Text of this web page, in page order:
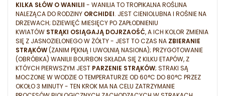
KILKA SŁÓW O WANILII - WANILIA TO TROPIKALNA ROŚLINA
NALEZĄCA DO RODZINY ORCHIDEI. JEST CIENIOLUBNA I ROŚNIE NA
DRZEWACH; DZIEWIĘĆ MIESIĘCY PO ZAPŁODNIENIU
KWIATÓW STRĄKI OSIĄGAJĄ DOJRZAOŚĆ, A ICH KOLOR ZMIENIA
SIĘ Z JASNOZIELONEGO W ŻÓŁTY - JEST TO CZAS NA ZBIERANIE
STRĄKÓW(ZANIM PĘKNĄ I UWOLNIĄ NASIONA); PRZYGOTOWANIE
(OBRÓBKA) WANILII BOURBON SKŁADA SIĘ Z KILKU ETAPÓW, Z
KTÓYCH PIERWSZYM JEST PARZENIE STRĄKÓW; STRAKI SĄ
MOCZONE W WODZIE O TEMPERATURZE OD 60°C DO 80°C PRZEZ
OKOŁO 3 MINUTY - TEN KROK MA NA CELU ZATRZYMANIE